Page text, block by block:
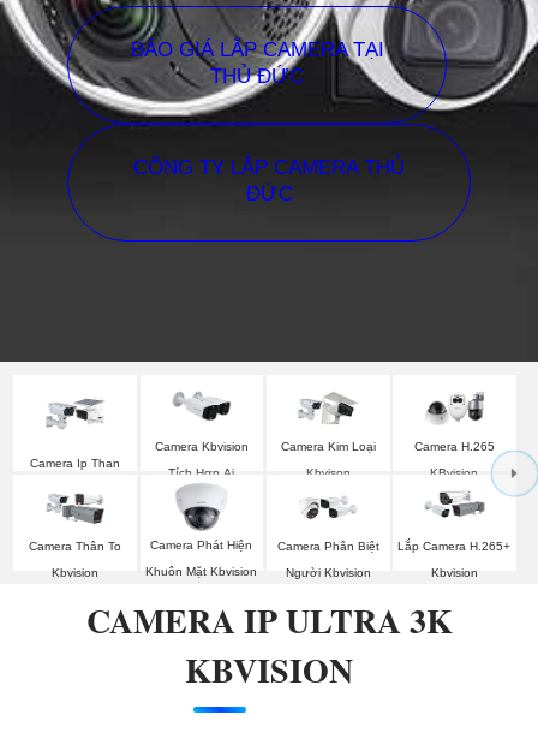
BÁO GIÁ LẮP CAMERA TẠI
THỦ ĐỨC
CÔNG TY LẮP CAMERA THỦ
ĐỨC
Camera Ip Than
Camera Kbvision
Tích Hợp Ai
Camera Kim Loại
Kbvison
Camera H.265
KBvision
Camera Thân To
Kbvision
Camera Phát Hiện
Khuôn Mặt Kbvision
Camera Phân Biệt
Người Kbvision
Lắp Camera H.265+
Kbvision
CAMERA IP ULTRA 3K
KBVISION